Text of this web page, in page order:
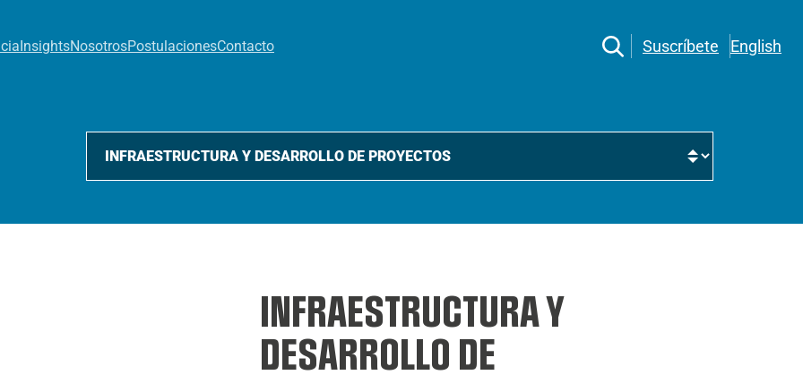
InsightsNosotrosPostulacionesContacto Suscríbete English
INFRAESTRUCTURA Y
DESARROLLO DE